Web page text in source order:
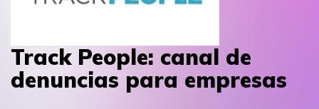
Track People: canal de
denuncias para empresas